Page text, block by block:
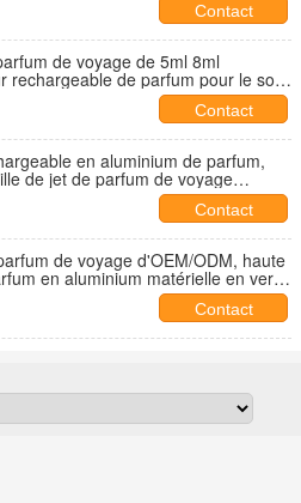
Contact
de voyage de 5ml 8ml
rechargeable de parfum pour le soin
Contact
en aluminium de parfum,
de jet de parfum de voyage
Contact
de voyage d'OEM/ODM, haute
en aluminium matérielle en verre
Contact